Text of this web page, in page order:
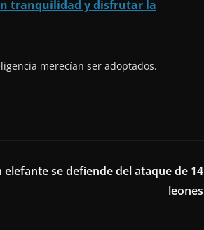
tranquilidad y disfrutar la
merecían ser adoptados.
elefante se defiende del ataque de 14
leones